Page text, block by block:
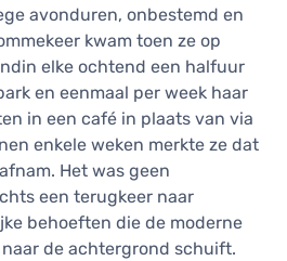
avonduren, onbestemd en
kwam toen ze op
elke ochtend een halfuur
en eenmaal per week haar
in een café in plaats van via
enkele weken merkte ze dat
Het was geen
een terugkeer naar
behoeften die de moderne
de achtergrond schuift.